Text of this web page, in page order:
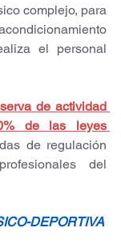
complejo, para
el personal
de actividad
de las leyes
de regulación
del
DEPORTIVA